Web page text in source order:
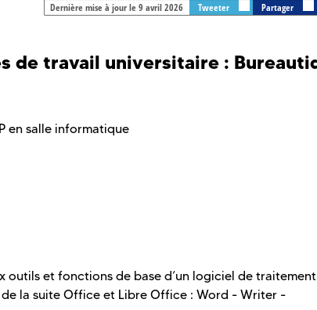
Dernière mise à jour le 9 avril 2026 Tweeter Partager
de travail universitaire :
en salle informatique
outils et fonctions de base d’un logiciel de
la suite Office et Libre Office : Word - Writer -